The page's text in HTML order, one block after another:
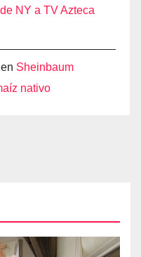
NY a TV Azteca
en Sheinbaum
nativo